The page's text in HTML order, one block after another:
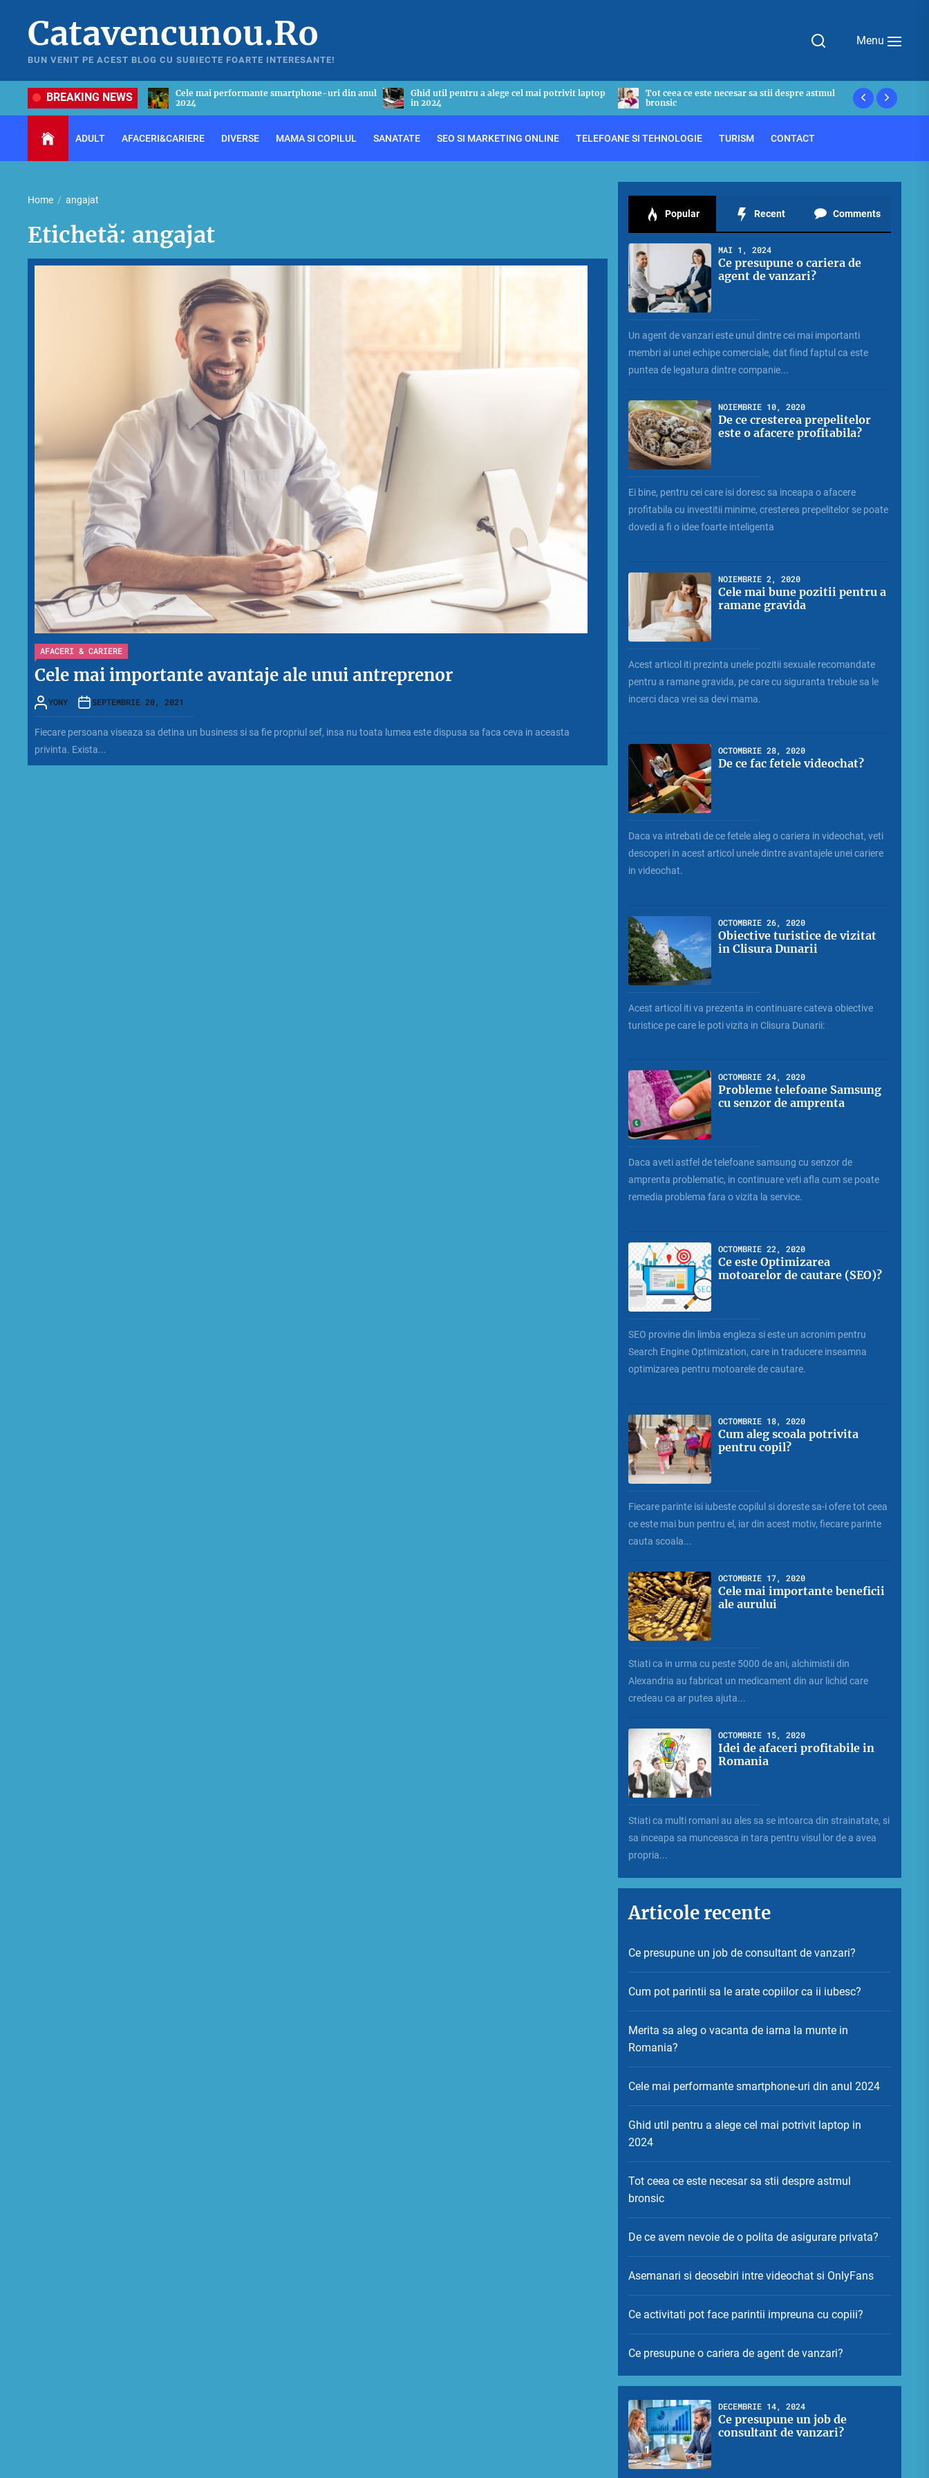
content
Catavencunou.Ro
BUN VENIT PE ACEST BLOG CU SUBIECTE FOARTE INTERESANTE!
Menu
BREAKING NEWS
smartphone-uri din anul
Ghid util pentru a alege cel mai potrivit laptop
in 2024
Tot ceea ce este necesar sa stii despre astmul
bronsic
De ce avem nevoie de o polita de asigurare
privata?
Asemanari
OnlyFans
ADULT AFACERI&CARIERE DIVERSE MAMA SI COPILUL SANATATE SEO SI MARKETING ONLINE TELEFOANE SI TEHNOLOGIE TURISM CONTACT
Home angajat
Etichetă: angajat
AFACERI & CARIERE
Cele mai importante avantaje ale unui antreprenor
YONY SEPTEMBRIE 20, 2021
Fiecare persoana viseaza sa detina un business si sa fie propriul sef, insa nu toata lumea este dispusa sa faca ceva in aceasta
privinta. Exista...
Popular Recent Comments
MAI 1, 2024
Ce presupune o cariera de
agent de vanzari?
Un agent de vanzari este unul dintre cei mai importanti
membri ai unei echipe comerciale, dat fiind faptul ca este
puntea de legatura dintre companie...
NOIEMBRIE 10, 2020
De ce cresterea prepelitelor
este o afacere profitabila?
Ei bine, pentru cei care isi doresc sa inceapa o afacere
profitabila cu investitii minime, cresterea prepelitelor se poate
dovedi a fi o idee foarte inteligenta
NOIEMBRIE 2, 2020
Cele mai bune pozitii pentru a
ramane gravida
Acest articol iti prezinta unele pozitii sexuale recomandate
pentru a ramane gravida, pe care cu siguranta trebuie sa le
incerci daca vrei sa devi mama.
OCTOMBRIE 28, 2020
De ce fac fetele videochat?
Daca va intrebati de ce fetele aleg o cariera in videochat, veti
descoperi in acest articol unele dintre avantajele unei cariere
in videochat.
OCTOMBRIE 26, 2020
Obiective turistice de vizitat
in Clisura Dunarii
Acest articol iti va prezenta in continuare cateva obiective
turistice pe care le poti vizita in Clisura Dunarii:
OCTOMBRIE 24, 2020
Probleme telefoane Samsung
cu senzor de amprenta
Daca aveti astfel de telefoane samsung cu senzor de
amprenta problematic, in continuare veti afla cum se poate
remedia problema fara o vizita la service.
OCTOMBRIE 22, 2020
Ce este Optimizarea
motoarelor de cautare (SEO)?
SEO provine din limba engleza si este un acronim pentru
Search Engine Optimization, care in traducere inseamna
optimizarea pentru motoarele de cautare.
OCTOMBRIE 18, 2020
Cum aleg scoala potrivita
pentru copil?
Fiecare parinte isi iubeste copilul si doreste sa-i ofere tot ceea
ce este mai bun pentru el, iar din acest motiv, fiecare parinte
cauta scoala...
OCTOMBRIE 17, 2020
Cele mai importante beneficii
ale aurului
Stiati ca in urma cu peste 5000 de ani, alchimistii din
Alexandria au fabricat un medicament din aur lichid care
credeau ca ar putea ajuta...
OCTOMBRIE 15, 2020
Idei de afaceri profitabile in
Romania
Stiati ca multi romani au ales sa se intoarca din strainatate, si
sa inceapa sa munceasca in tara pentru visul lor de a avea
propria...
Articole recente
Ce presupune un job de consultant de vanzari?
Cum pot parintii sa le arate copiilor ca ii iubesc?
Merita sa aleg o vacanta de iarna la munte in
Romania?
Cele mai performante smartphone-uri din anul 2024
Ghid util pentru a alege cel mai potrivit laptop in
2024
Tot ceea ce este necesar sa stii despre astmul
bronsic
De ce avem nevoie de o polita de asigurare privata?
Asemanari si deosebiri intre videochat si OnlyFans
Ce activitati pot face parintii impreuna cu copiii?
Ce presupune o cariera de agent de vanzari?
1
DECEMBRIE 14, 2024
Ce presupune un job de
consultant de vanzari?